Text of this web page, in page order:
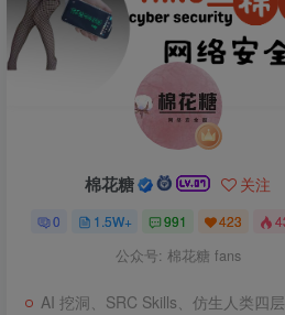
棉花糖 关注
0 1.5W+ 991 423
公众号: 棉花糖 fans
AI 挖洞、SRC Skills、仿生人类四层记